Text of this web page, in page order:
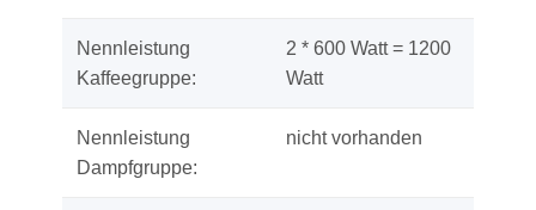
Nennleistung
Kaffeegruppe:
2 * 600 Watt = 1200
Watt
Nennleistung
Dampfgruppe:
nicht vorhanden